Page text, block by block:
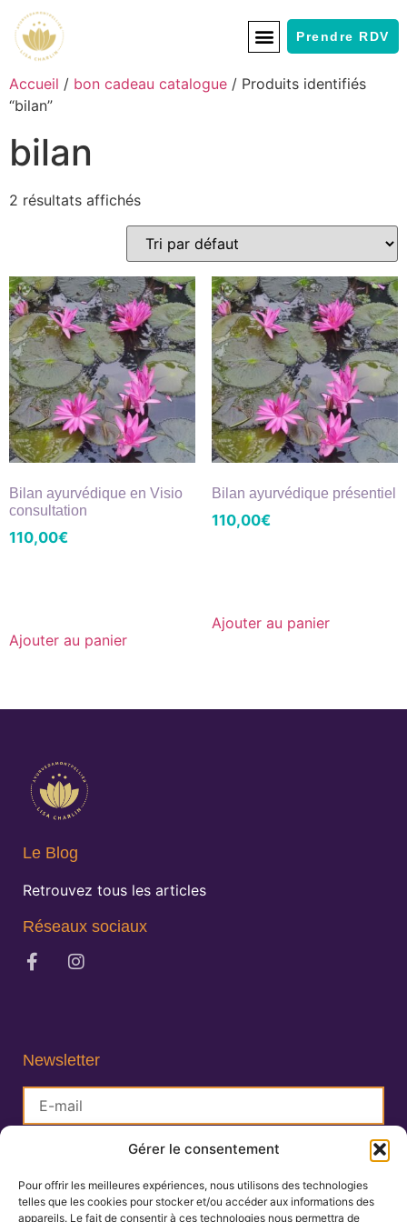
Gérer le consentement
Pour offrir les meilleures expériences, nous utilisons des technologies
telles que les cookies pour stocker et/ou accéder aux informations des
appareils. Le fait de consentir à ces technologies nous permettra de
Prendre RDV
Accueil / bon cadeau catalogue / Produits identifiés
“bilan”
bilan
2 résultats affichés
Bilan ayurvédique en Visio
consultation
110,00€
Ajouter au panier
Bilan ayurvédique présentiel
110,00€
Ajouter au panier
Le Blog
Retrouvez tous les articles
Réseaux sociaux
Newsletter
S'inscrire
Lisa Charlin